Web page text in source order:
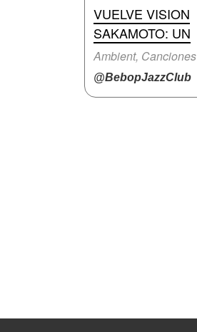
VUELVE VISION
SAKAMOTO: UN
Ambient, Canciones
@BebopJazzClub